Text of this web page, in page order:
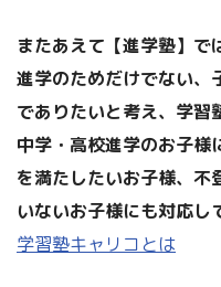
またあえて【進学塾】で
進学のためだけでない、
でありたいと考え、学習
中学・高校進学のお子様
を満たしたいお子様、不
いないお子様にも対応し
学習塾キャリコとは